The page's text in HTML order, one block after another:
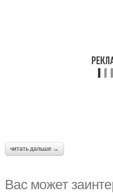
читать дальше →
Вас может